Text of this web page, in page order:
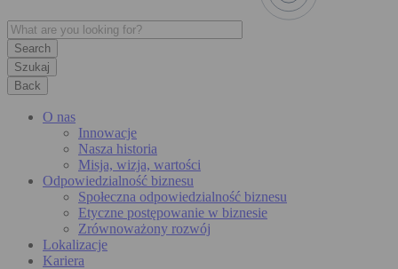
Szukaj
Back
O nas
Innowacje
Nasza historia
Misja, wizja, wartości
Odpowiedzialność biznesu
Społeczna odpowiedzialność biznesu
Etyczne postępowanie w biznesie
Zrównoważony rozwój
Lokalizacje
Kariera